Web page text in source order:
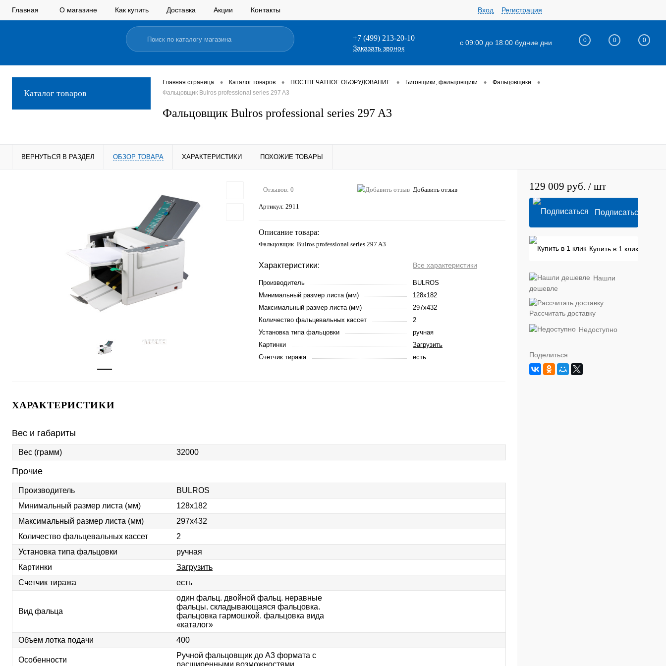
Главная О магазине Как купить Доставка Акции Контакты Вход Регистрация
+7 (499) 213-20-10
Заказать звонок
с 09:00 до 18:00 будние дни 0 0 0
Каталог товаров
Главная страница • Каталог товаров • ПОСТПЕЧАТНОЕ ОБОРУДОВАНИЕ • Биговщики, фальцовщики • Фальцовщики •
Фальцовщик Bulros professional series 297 A3
Фальцовщик Bulros professional series 297 A3
ВЕРНУТЬСЯ В РАЗДЕЛ ОБЗОР ТОВАРА ХАРАКТЕРИСТИКИ ПОХОЖИЕ ТОВАРЫ
Отзывов: 0 Добавить отзыв
Артикул: 2911
Описание товара:
Фальцовщик Bulros professional series 297 A3
Характеристики: Все характеристики
Производитель
BULROS
Минимальный размер листа (мм)
128х182
Максимальный размер листа (мм)
297х432
Количество фальцевальных кассет
2
Установка типа фальцовки
ручная
Картинки
Загрузить
Счетчик тиража
есть
ХАРАКТЕРИСТИКИ
Вес и габариты
Вес (грамм) 32000
Прочие
Производитель
BULROS
Минимальный размер листа (мм)
128х182
Максимальный размер листа (мм)
297х432
Количество фальцевальных кассет
2
Установка типа фальцовки
ручная
Картинки
Загрузить
Счетчик тиража
есть
Вид фальца
один фальц. двойной фальц. неравные
фальцы. складывающаяся фальцовка.
фальцовка гармошкой. фальцовка вида
«каталог»
Объем лотка подачи
400
Особенности
Ручной фальцовщик до А3 формата с
расширенными возможностями
129 009 руб. / шт
Подписаться
Купить в 1 клик
Нашли
дешевле
Рассчитать доставку
Недоступно
Поделиться